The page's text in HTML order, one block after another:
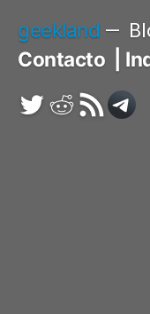
geekland
Contacto
TwitterReddit
RSS